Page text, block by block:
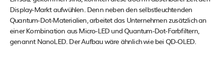
Display-Markt aufwühlen. Denn neben den selbstleuchtenden
Quantum-Dot-Materialien, arbeitet das Unternehmen zusätzlich an
einer Kombination aus Micro-LED und Quantum-Dot-Farbfiltern,
genannt NanoLED. Der Aufbau wäre ähnlich wie bei QD-OLED.